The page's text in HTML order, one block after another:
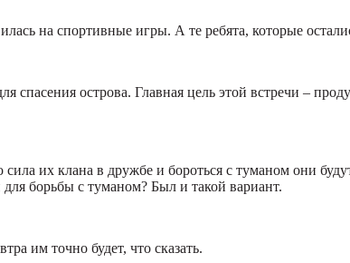
на спортивные игры. А те ребята, которые
спасения острова. Главная цель этой встречи –
их клана в дружбе и бороться с туманом они
борьбы с туманом? Был и такой вариант.
им точно будет, что сказать.